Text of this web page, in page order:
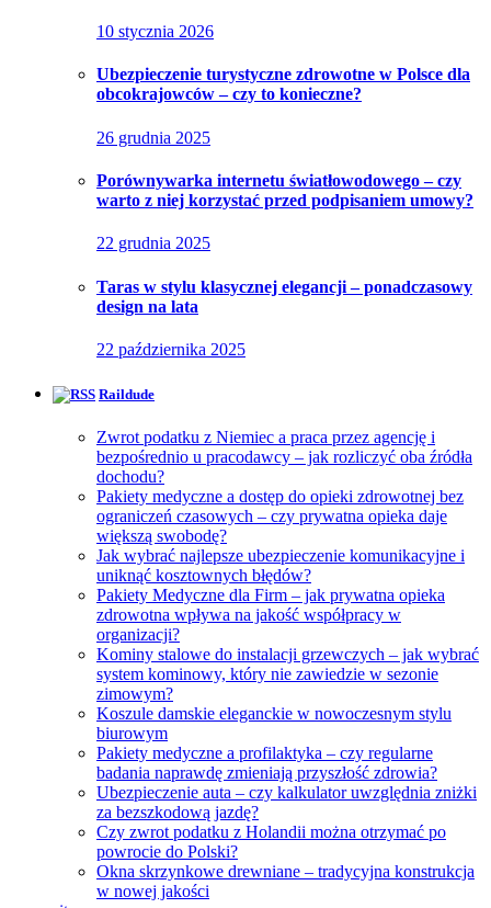
10 stycznia 2026
Ubezpieczenie turystyczne zdrowotne w Polsce dla
obcokrajowców – czy to konieczne?
26 grudnia 2025
Porównywarka internetu światłowodowego – czy
warto z niej korzystać przed podpisaniem umowy?
22 grudnia 2025
Taras w stylu klasycznej elegancji – ponadczasowy
design na lata
22 października 2025
Raildude
Zwrot podatku z Niemiec a praca przez agencję i
bezpośrednio u pracodawcy – jak rozliczyć oba źródła
dochodu?
Pakiety medyczne a dostęp do opieki zdrowotnej bez
ograniczeń czasowych – czy prywatna opieka daje
większą swobodę?
Jak wybrać najlepsze ubezpieczenie komunikacyjne i
uniknąć kosztownych błędów?
Pakiety Medyczne dla Firm – jak prywatna opieka
zdrowotna wpływa na jakość współpracy w
organizacji?
Kominy stalowe do instalacji grzewczych – jak wybrać
system kominowy, który nie zawiedzie w sezonie
zimowym?
Koszule damskie eleganckie w nowoczesnym stylu
biurowym
Pakiety medyczne a profilaktyka – czy regularne
badania naprawdę zmieniają przyszłość zdrowia?
Ubezpieczenie auta – czy kalkulator uwzględnia zniżki
za bezszkodową jazdę?
Czy zwrot podatku z Holandii można otrzymać po
powrocie do Polski?
Okna skrzynkowe drewniane – tradycyjna konstrukcja
w nowej jakości